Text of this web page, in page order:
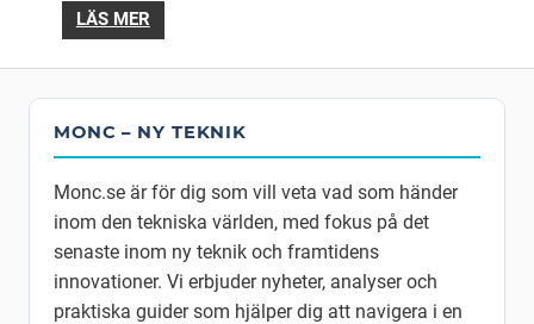
LÄS MER
MONC – NY TEKNIK
Monc.se är för dig som vill veta vad som händer
inom den tekniska världen, med fokus på det
senaste inom ny teknik och framtidens
innovationer. Vi erbjuder nyheter, analyser och
praktiska guider som hjälper dig att navigera i en